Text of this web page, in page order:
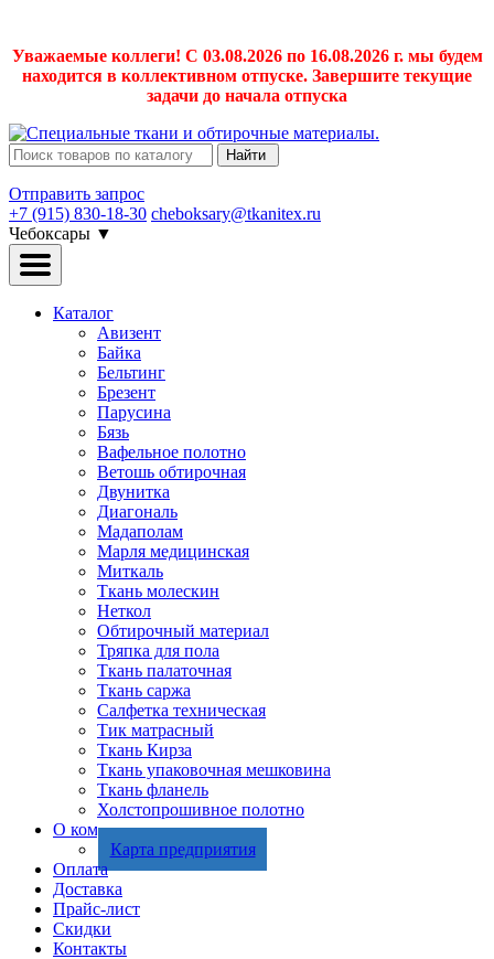
Уважаемые коллеги! С 03.08.2026 по 16.08.2026 г. мы будем
находится в коллективном отпуске. Завершите текущие
задачи до начала отпуска
Найти
Отправить запрос
+7 (915) 830-18-30 cheboksary@tkanitex.ru
Чебоксары ▼
Каталог
Авизент
Байка
Бельтинг
Брезент
Парусина
Бязь
Вафельное полотно
Ветошь обтирочная
Двунитка
Диагональ
Мадаполам
Марля медицинская
Миткаль
Ткань молескин
Неткол
Обтирочный материал
Тряпка для пола
Ткань палаточная
Ткань саржа
Салфетка техническая
Тик матрасный
Ткань Кирза
Ткань упаковочная мешковина
Ткань фланель
Холстопрошивное полотно
О компании
Карта предприятия
Оплата
Доставка
Прайс-лист
Скидки
Контакты